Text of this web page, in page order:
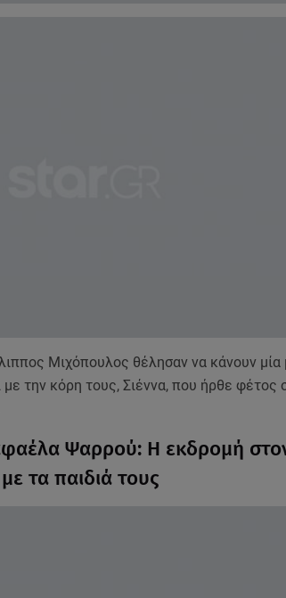
Μιχόπουλος θέλησαν να κάνουν μία
την κόρη τους, Σιέννα, που ήρθε φέτος
Ψαρρού: Η εκδρομή
τα παιδιά τους